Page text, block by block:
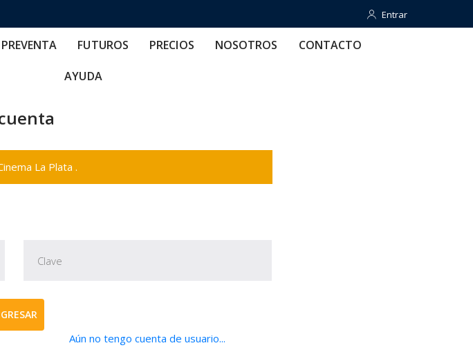
Entrar
Entrar
PREVENTA FUTUROS PRECIOS NOSOTROS CONTACTO
AYUDA
La Plata .
Aún no tengo cuenta de usuario...